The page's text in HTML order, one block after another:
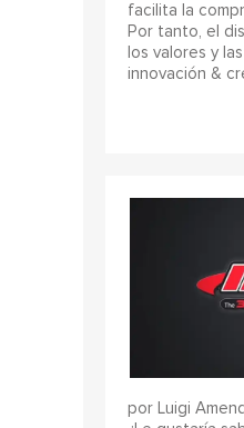
facilita la
Por tanto, el
los valores y
innovación &
por Luigi